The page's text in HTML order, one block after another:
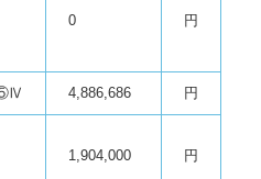
0 円
4,886,686 円
1,904,000 円